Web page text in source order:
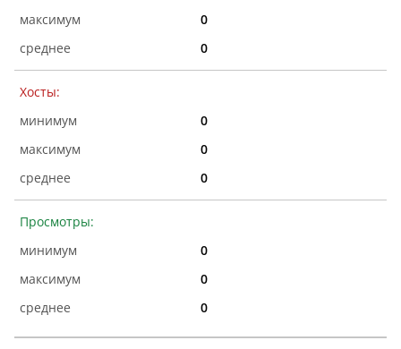
0
0
Хосты:
0
0
0
Просмотры:
0
0
0